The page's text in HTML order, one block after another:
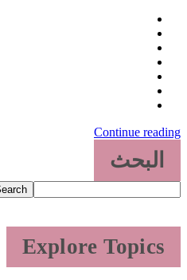
Continue reading
البحث
Explore Topics